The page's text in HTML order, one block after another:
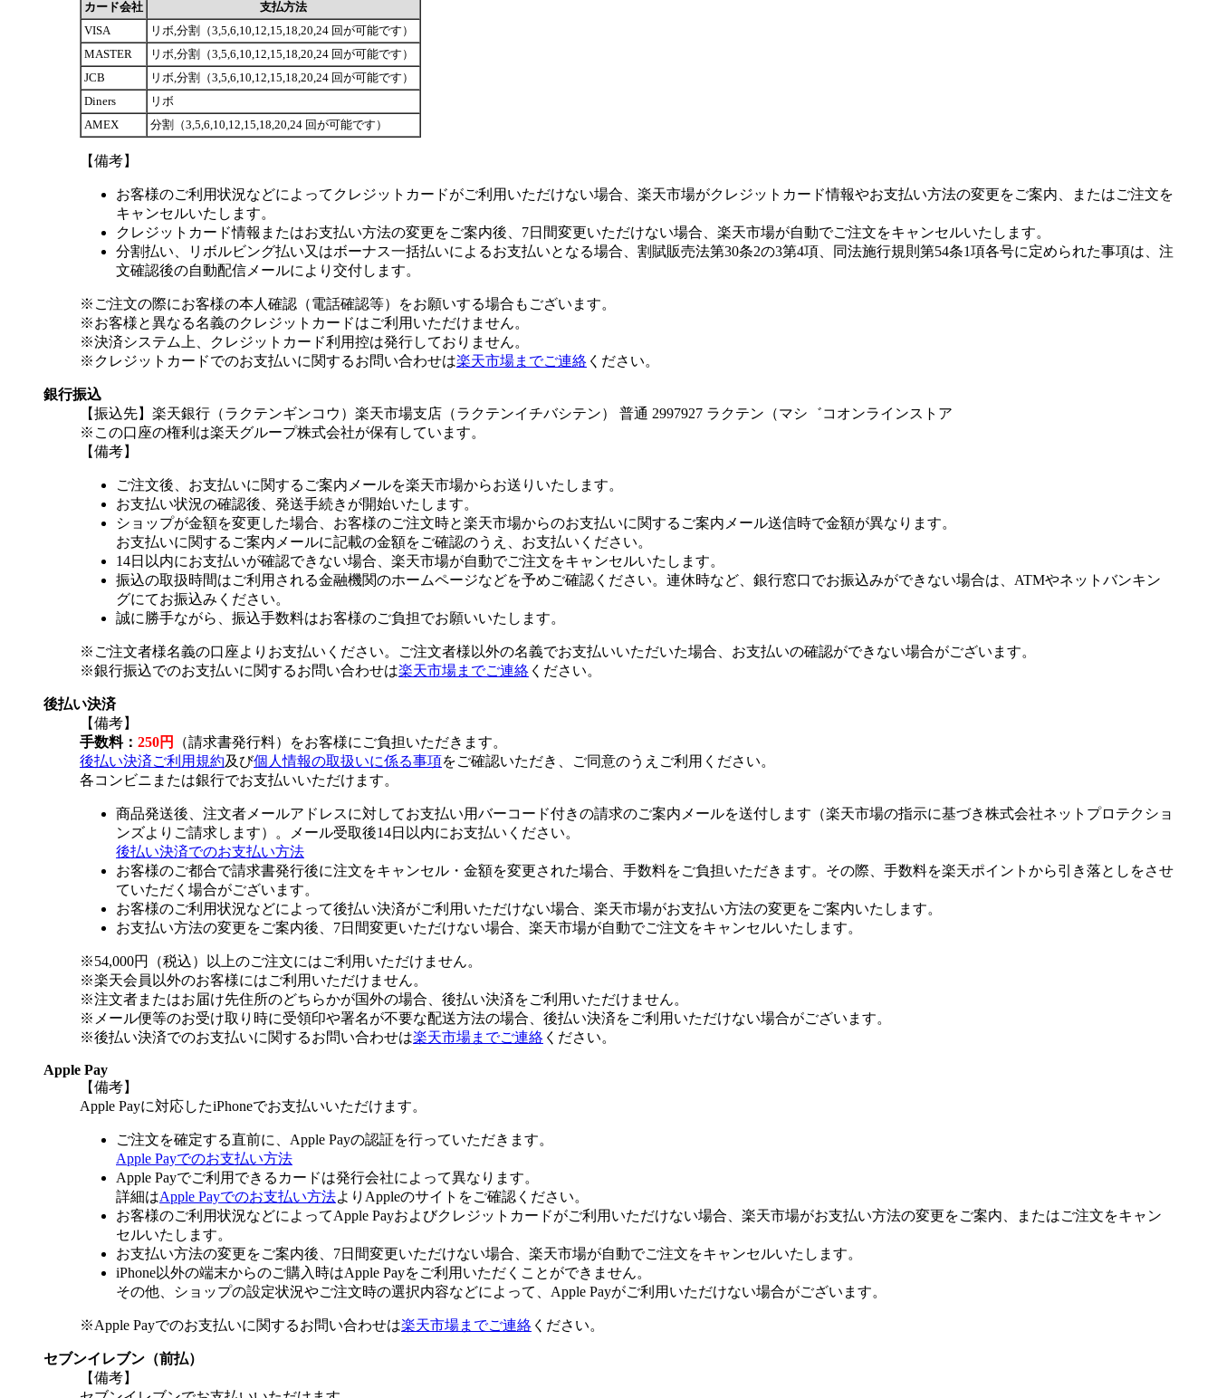
カード会社
支払方法
VISA
リボ,分割（3,5,6,10,12,15,18,20,24 回が可能です）
MASTER
リボ,分割（3,5,6,10,12,15,18,20,24 回が可能です）
JCB
リボ,分割（3,5,6,10,12,15,18,20,24 回が可能です）
Diners
リボ
AMEX
分割（3,5,6,10,12,15,18,20,24 回が可能です）
【備考】
お客様のご利用状況などによってクレジットカードがご利用いただけない場合、楽天市場がクレジットカード情報やお支払い方法の変更をご案内、またはご注文を
キャンセルいたします。
クレジットカード情報またはお支払い方法の変更をご案内後、7日間変更いただけない場合、楽天市場が自動でご注文をキャンセルいたします。
分割払い、リボルビング払い又はボーナス一括払いによるお支払いとなる場合、割賦販売法第30条2の3第4項、同法施行規則第54条1項各号に定められた事項は、注
文確認後の自動配信メールにより交付します。
※ご注文の際にお客様の本人確認（電話確認等）をお願いする場合もございます。
※お客様と異なる名義のクレジットカードはご利用いただけません。
※決済システム上、クレジットカード利用控は発行しておりません。
※クレジットカードでのお支払いに関するお問い合わせは楽天市場までご連絡 ください。
銀行振込
【振込先】楽天銀行（ラクテンギンコウ）楽天市場支店（ラクテンイチバシテン） 普通 2997927 ラクテン（マシ゛コオンラインストア
※この口座の権利は楽天グループ株式会社が保有しています。
【備考】
ご注文後、お支払いに関するご案内メールを楽天市場からお送りいたします。
お支払い状況の確認後、発送手続きが開始いたします。
ショップが金額を変更した場合、お客様のご注文時と楽天市場からのお支払いに関するご案内メール送信時で金額が異なります。
お支払いに関するご案内メールに記載の金額をご確認のうえ、お支払いください。
14日以内にお支払いが確認できない場合、楽天市場が自動でご注文をキャンセルいたします。
振込の取扱時間はご利用される金融機関のホームページなどを予めご確認ください。連休時など、銀行窓口でお振込みができない場合は、ATMやネットバンキン
グにてお振込みください。
誠に勝手ながら、振込手数料はお客様のご負担でお願いいたします。
※ご注文者様名義の口座よりお支払いください。ご注文者様以外の名義でお支払いいただいた場合、お支払いの確認ができない場合がございます。
※銀行振込でのお支払いに関するお問い合わせは楽天市場までご連絡 ください。
後払い決済
【備考】
手数料： 250円
（請求書発行料）をお客様にご負担いただきます。
後払い決済ご利用規約及び個人情報の取扱いに係る事項をご確認いただき、ご同意のうえご利用ください。
各コンビニまたは銀行でお支払いいただけます。
商品発送後、注文者メールアドレスに対してお支払い用バーコード付きの請求のご案内メールを送付します（楽天市場の指示に基づき株式会社ネットプロテクショ
ンズよりご請求します）。メール受取後14日以内にお支払いください。
後払い決済でのお支払い方法
お客様のご都合で請求書発行後に注文をキャンセル・金額を変更された場合、手数料をご負担いただきます。その際、手数料を楽天ポイントから引き落としをさせ
ていただく場合がございます。
お客様のご利用状況などによって後払い決済がご利用いただけない場合、楽天市場がお支払い方法の変更をご案内いたします。
お支払い方法の変更をご案内後、7日間変更いただけない場合、楽天市場が自動でご注文をキャンセルいたします。
※54,000円（税込）以上のご注文にはご利用いただけません。
※楽天会員以外のお客様にはご利用いただけません。
※注文者またはお届け先住所のどちらかが国外の場合、後払い決済をご利用いただけません。
※メール便等のお受け取り時に受領印や署名が不要な配送方法の場合、後払い決済をご利用いただけない場合がございます。
※後払い決済でのお支払いに関するお問い合わせは楽天市場までご連絡 ください。
Apple Pay
【備考】
Apple Payに対応したiPhoneでお支払いいただけます。
ご注文を確定する直前に、Apple Payの認証を行っていただきます。
Apple Payでのお支払い方法
Apple Payでご利用できるカードは発行会社によって異なります。
詳細はApple Payでのお支払い方法よりAppleのサイトをご確認ください。
お客様のご利用状況などによってApple Payおよびクレジットカードがご利用いただけない場合、楽天市場がお支払い方法の変更をご案内、またはご注文をキャン
セルいたします。
お支払い方法の変更をご案内後、7日間変更いただけない場合、楽天市場が自動でご注文をキャンセルいたします。
iPhone以外の端末からのご購入時はApple Payをご利用いただくことができません。
その他、ショップの設定状況やご注文時の選択内容などによって、Apple Payがご利用いただけない場合がございます。
※Apple Payでのお支払いに関するお問い合わせは楽天市場までご連絡 ください。
セブンイレブン（前払）
【備考】